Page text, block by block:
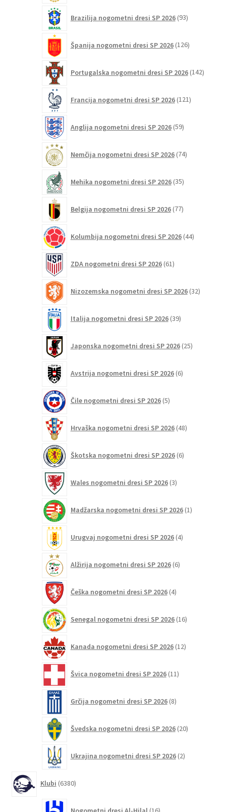
Brazilija nogometni dresi SP 2026 93izdelkov
Španija nogometni dresi SP 2026 126izdelkov
Portugalska nogometni dresi SP 2026 142
Francija nogometni dresi SP 2026 121izdelkov
Anglija nogometni dresi SP 2026 59izdelkov
Nemčija nogometni dresi SP 2026 74izdelkov
Mehika nogometni dresi SP 2026 35izdelkov
Belgija nogometni dresi SP 2026 77izdelkov
Kolumbija nogometni dresi SP 2026 44izdelkov
ZDA nogometni dresi SP 2026 61izdelkov
Nizozemska nogometni dresi SP 2026 32izdelkov
Italija nogometni dresi SP 2026 39izdelkov
Japonska nogometni dresi SP 2026 25izdelkov
Avstrija nogometni dresi SP 2026 6izdelkov
Čile nogometni dresi SP 2026 5izdelkov
Hrvaška nogometni dresi SP 2026 48izdelkov
Škotska nogometni dresi SP 2026 6izdelkov
Wales nogometni dresi SP 2026 3izdelki
Madžarska nogometni dresi SP 2026 1izdelek
Urugvaj nogometni dresi SP 2026 4izdelki
Alžirija nogometni dresi SP 2026 6izdelkov
Češka nogometni dresi SP 2026 4izdelki
Senegal nogometni dresi SP 2026 16izdelkov
Kanada nogometni dresi SP 2026 12izdelkov
Švica nogometni dresi SP 2026 11izdelkov
Grčija nogometni dresi SP 2026 8izdelkov
Švedska nogometni dresi SP 2026 20izdelkov
Ukrajina nogometni dresi SP 2026 2izdelka
Klubi 6380izdelkov